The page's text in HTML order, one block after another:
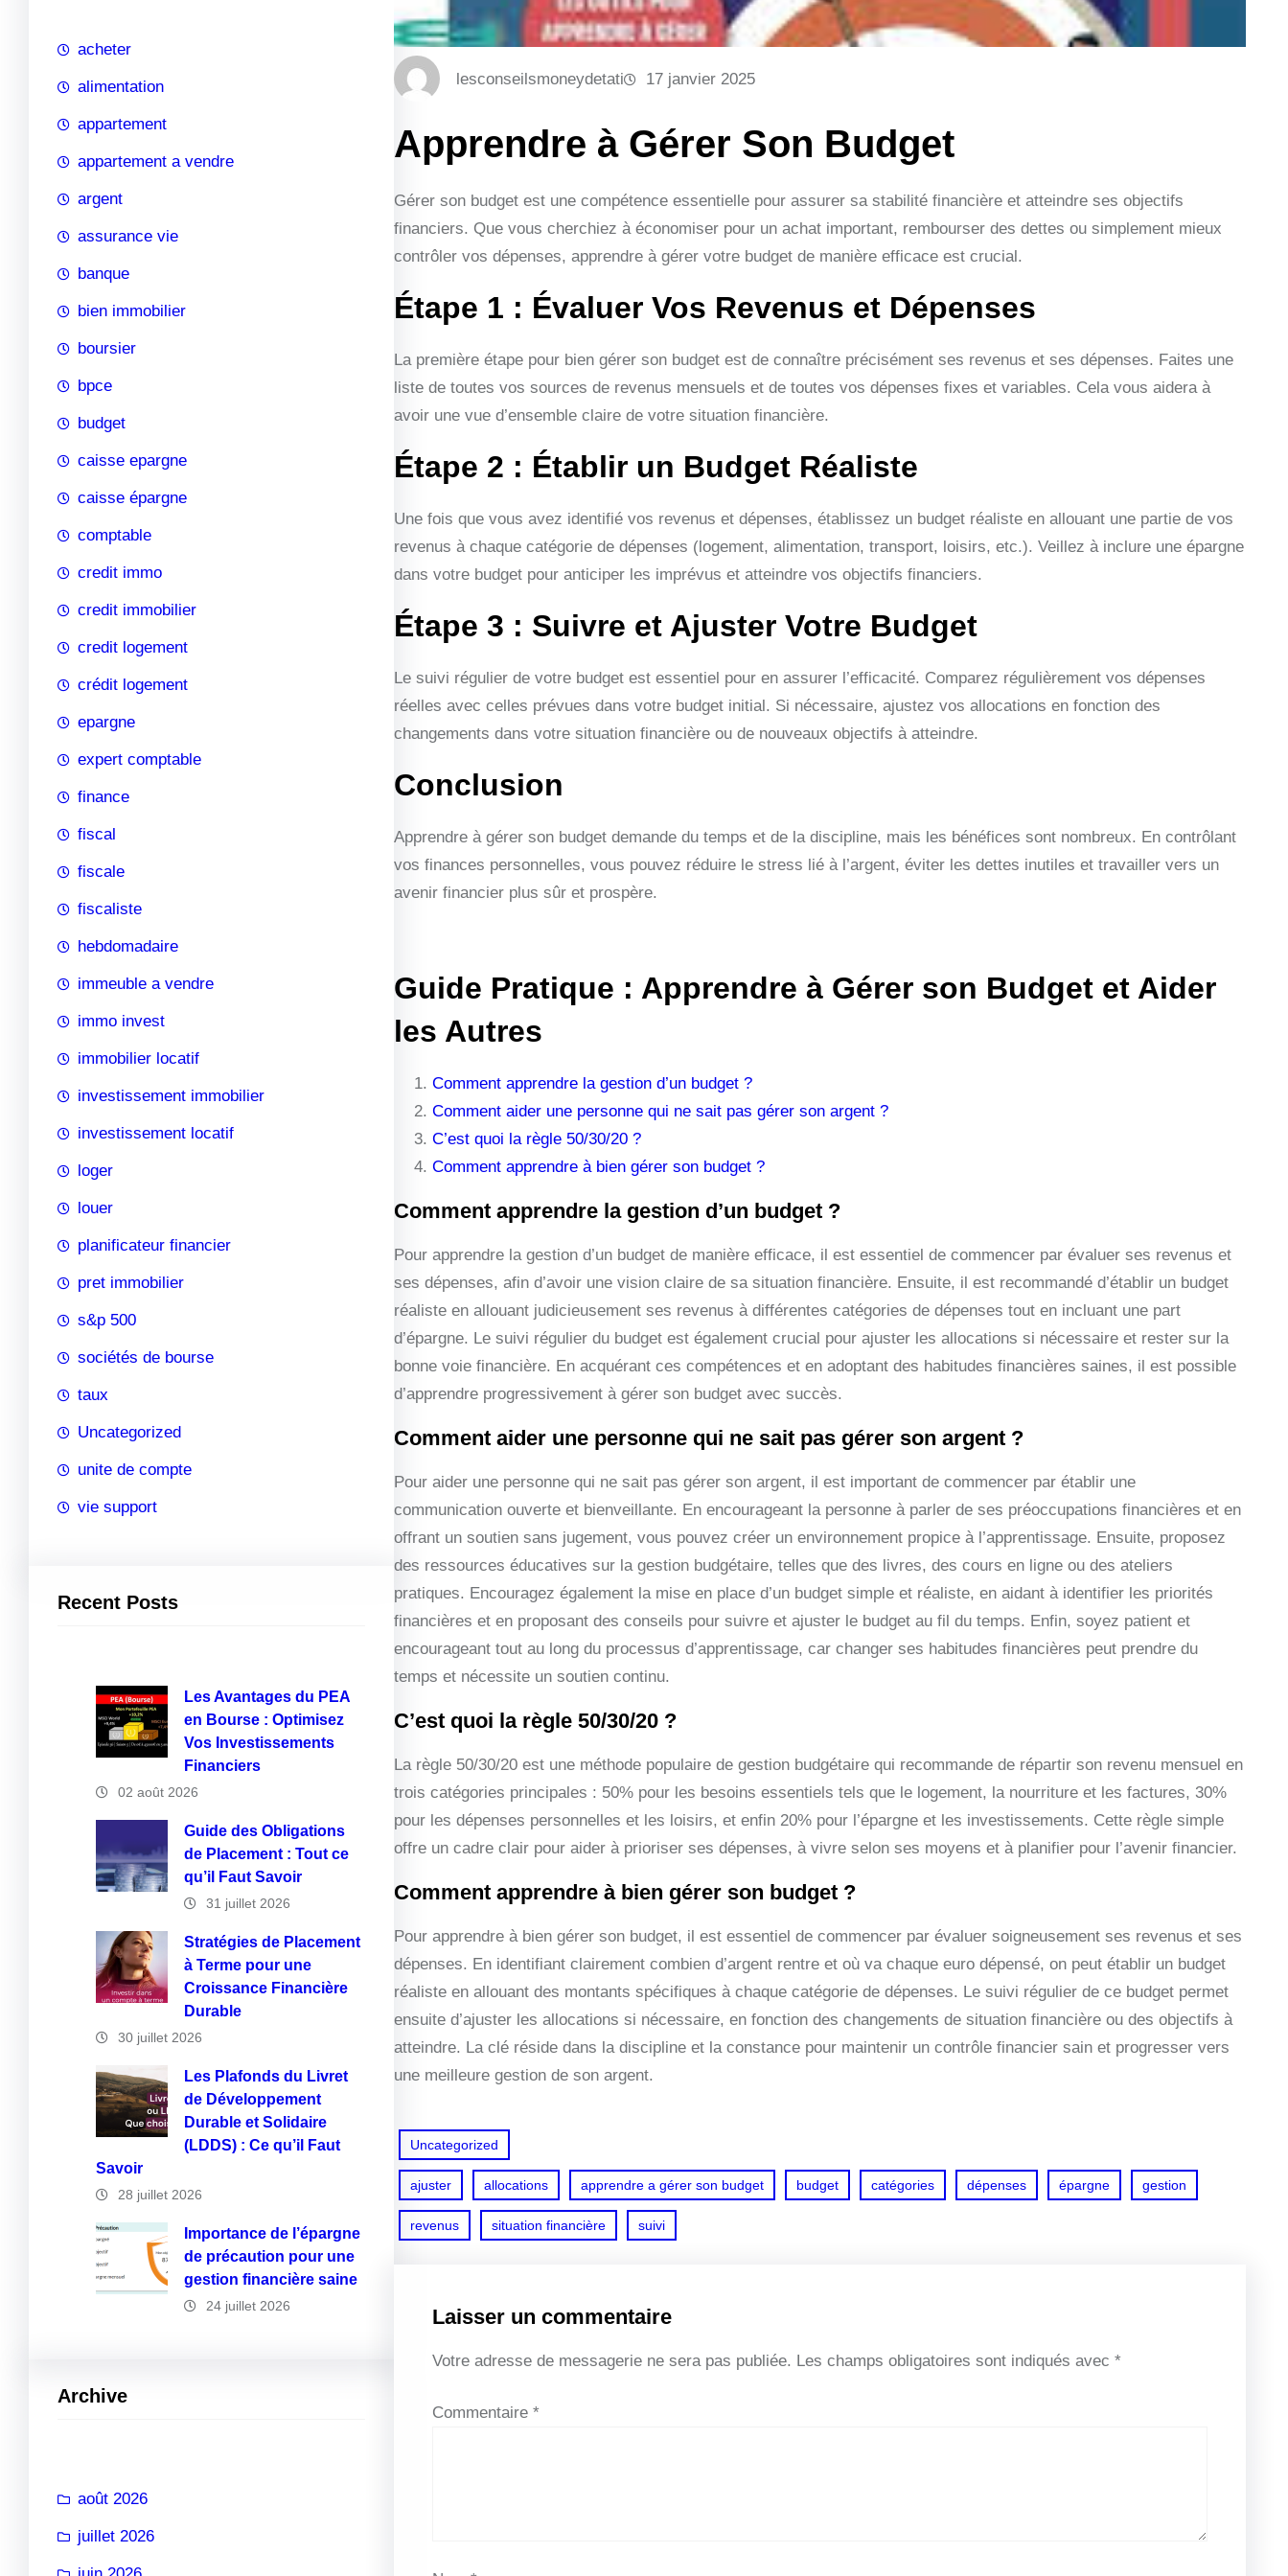
h
acheter
alimentation
appartement
appartement a vendre
argent
assurance vie
banque
bien immobilier
boursier
bpce
budget
caisse epargne
caisse épargne
comptable
credit immo
credit immobilier
credit logement
crédit logement
epargne
expert comptable
finance
fiscal
fiscale
fiscaliste
hebdomadaire
immeuble a vendre
immo invest
immobilier locatif
investissement immobilier
investissement locatif
loger
louer
planificateur financier
pret immobilier
s&p 500
sociétés de bourse
taux
Uncategorized
unite de compte
vie support
Recent Posts
Les Avantages du PEA
en Bourse : Optimisez
Vos Investissements
Financiers
02 août 2026
Guide des Obligations
de Placement : Tout ce
qu’il Faut Savoir
31 juillet 2026
Stratégies de Placement
à Terme pour une
Croissance Financière
Durable
30 juillet 2026
Les Plafonds du Livret
de Développement
Durable et Solidaire
(LDDS) : Ce qu’il Faut
Savoir
28 juillet 2026
Importance de l’épargne
de précaution pour une
gestion financière saine
24 juillet 2026
Archive
août 2026
juillet 2026
lesconseilsmoneydetati 17 janvier 2025
Apprendre à Gérer Son Budget
Gérer son budget est une compétence essentielle pour assurer sa stabilité financière et atteindre ses objectifs
financiers. Que vous cherchiez à économiser pour un achat important, rembourser des dettes ou simplement mieux
contrôler vos dépenses, apprendre à gérer votre budget de manière efficace est crucial.
Étape 1 : Évaluer Vos Revenus et Dépenses
La première étape pour bien gérer son budget est de connaître précisément ses revenus et ses dépenses. Faites une
liste de toutes vos sources de revenus mensuels et de toutes vos dépenses fixes et variables. Cela vous aidera à
avoir une vue d’ensemble claire de votre situation financière.
Étape 2 : Établir un Budget Réaliste
Une fois que vous avez identifié vos revenus et dépenses, établissez un budget réaliste en allouant une partie de vos
revenus à chaque catégorie de dépenses (logement, alimentation, transport, loisirs, etc.). Veillez à inclure une épargne
dans votre budget pour anticiper les imprévus et atteindre vos objectifs financiers.
Étape 3 : Suivre et Ajuster Votre Budget
Le suivi régulier de votre budget est essentiel pour en assurer l’efficacité. Comparez régulièrement vos dépenses
réelles avec celles prévues dans votre budget initial. Si nécessaire, ajustez vos allocations en fonction des
changements dans votre situation financière ou de nouveaux objectifs à atteindre.
Conclusion
Apprendre à gérer son budget demande du temps et de la discipline, mais les bénéfices sont nombreux. En contrôlant
vos finances personnelles, vous pouvez réduire le stress lié à l’argent, éviter les dettes inutiles et travailler vers un
avenir financier plus sûr et prospère.
Guide Pratique : Apprendre à Gérer son Budget et Aider
les Autres
Comment apprendre la gestion d’un budget ?
Comment aider une personne qui ne sait pas gérer son argent ?
C’est quoi la règle 50/30/20 ?
Comment apprendre à bien gérer son budget ?
Comment apprendre la gestion d’un budget ?
Pour apprendre la gestion d’un budget de manière efficace, il est essentiel de commencer par évaluer ses revenus et
ses dépenses, afin d’avoir une vision claire de sa situation financière. Ensuite, il est recommandé d’établir un budget
réaliste en allouant judicieusement ses revenus à différentes catégories de dépenses tout en incluant une part
d’épargne. Le suivi régulier du budget est également crucial pour ajuster les allocations si nécessaire et rester sur la
bonne voie financière. En acquérant ces compétences et en adoptant des habitudes financières saines, il est possible
d’apprendre progressivement à gérer son budget avec succès.
Comment aider une personne qui ne sait pas gérer son argent ?
Pour aider une personne qui ne sait pas gérer son argent, il est important de commencer par établir une
communication ouverte et bienveillante. En encourageant la personne à parler de ses préoccupations financières et en
offrant un soutien sans jugement, vous pouvez créer un environnement propice à l’apprentissage. Ensuite, proposez
des ressources éducatives sur la gestion budgétaire, telles que des livres, des cours en ligne ou des ateliers
pratiques. Encouragez également la mise en place d’un budget simple et réaliste, en aidant à identifier les priorités
financières et en proposant des conseils pour suivre et ajuster le budget au fil du temps. Enfin, soyez patient et
encourageant tout au long du processus d’apprentissage, car changer ses habitudes financières peut prendre du
temps et nécessite un soutien continu.
C’est quoi la règle 50/30/20 ?
La règle 50/30/20 est une méthode populaire de gestion budgétaire qui recommande de répartir son revenu mensuel en
trois catégories principales : 50% pour les besoins essentiels tels que le logement, la nourriture et les factures, 30%
pour les dépenses personnelles et les loisirs, et enfin 20% pour l’épargne et les investissements. Cette règle simple
offre un cadre clair pour aider à prioriser ses dépenses, à vivre selon ses moyens et à planifier pour l’avenir financier.
Comment apprendre à bien gérer son budget ?
Pour apprendre à bien gérer son budget, il est essentiel de commencer par évaluer soigneusement ses revenus et ses
dépenses. En identifiant clairement combien d’argent rentre et où va chaque euro dépensé, on peut établir un budget
réaliste en allouant des montants spécifiques à chaque catégorie de dépenses. Le suivi régulier de ce budget permet
ensuite d’ajuster les allocations si nécessaire, en fonction des changements de situation financière ou des objectifs à
atteindre. La clé réside dans la discipline et la constance pour maintenir un contrôle financier sain et progresser vers
une meilleure gestion de son argent.
Uncategorized
ajuster allocations apprendre a gérer son budget budget catégories dépenses épargne gestion
revenus situation financière suivi
Laisser un commentaire
Votre adresse de messagerie ne sera pas publiée. Les champs obligatoires sont indiqués avec *
Commentaire *